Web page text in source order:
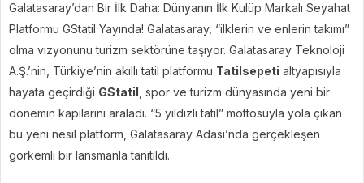
Galatasaray’dan Bir İlk Daha: Dünyanın İlk Kulüp Markalı Seyahat
Platformu GStatil Yayında! Galatasaray, “ilklerin ve enlerin takımı”
olma vizyonunu turizm sektörüne taşıyor. Galatasaray Teknoloji
A.Ş.’nin, Türkiye’nin akıllı tatil platformu Tatilsepeti altyapısıyla
hayata geçirdiği GStatil , spor ve turizm dünyasında yeni bir
dönemin kapılarını araladı. “5 yıldızlı tatil” mottosuyla yola çıkan
bu yeni nesil platform, Galatasaray Adası’nda gerçekleşen
görkemli bir lansmanla tanıtıldı.